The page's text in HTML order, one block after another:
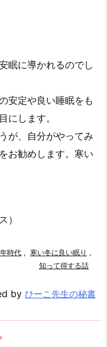
眠に導かれるのでし
安定や良い睡眠をも
にします。
が、自分がやってみ
お勧めします。寒い
）
時代 , 寒い冬に良い眠り ,
知って得する話
by ひーこ先生の秘書